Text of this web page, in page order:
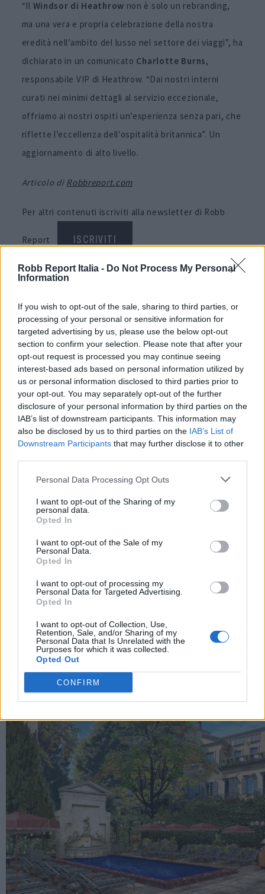
Robb Report Italia - Do Not Process My Personal
Information
If you wish to opt-out of the sale, sharing to third parties, or
processing of your personal or sensitive information for
targeted advertising by us, please use the below opt-out
section to confirm your selection. Please note that after your
opt-out request is processed you may continue seeing
interest-based ads based on personal information utilized by
us or personal information disclosed to third parties prior to
your opt-out. You may separately opt-out of the further
disclosure of your personal information by third parties on the
IAB’s list of downstream participants. This information may
also be disclosed by us to third parties on the IAB’s List of
Downstream Participants that may further disclose it to other
Personal Data Processing Opt Outs
I want to opt-out of the Sharing of my
personal data.
Opted In
I want to opt-out of the Sale of my
Personal Data.
Opted In
I want to opt-out of processing my
Personal Data for Targeted Advertising.
Opted In
I want to opt-out of Collection, Use,
Retention, Sale, and/or Sharing of my
Personal Data that Is Unrelated with the
Purposes for which it was collected.
Opted Out
CONFIRM
“Il Windsor di Heathrow non è solo un rebranding,
ma una vera e propria celebrazione della nostra
eredità nell’ambito del lusso nel settore dei viaggi”, ha
dichiarato in un comunicato Charlotte Burns,
responsabile VIP di Heathrow. “Dai nostri interni
curati nei minimi dettagli al servizio eccezionale,
offriamo ai nostri ospiti un’esperienza senza pari, che
riflette l’eccellenza dell’ospitalità britannica”. Un
aggiornamento di alto livello.
Articolo di Robbreport.com
Per altri contenuti iscriviti alla newsletter di Robb
Report ISCRIVITI
RELATED POSTS
Al Romazzino, A Belmond Hotel va in scena il Big Art
Festival con Robbie Williams